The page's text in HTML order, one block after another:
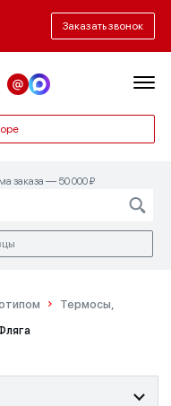
Заказать звонок
заказа — 50 000 ₽
Термосы,